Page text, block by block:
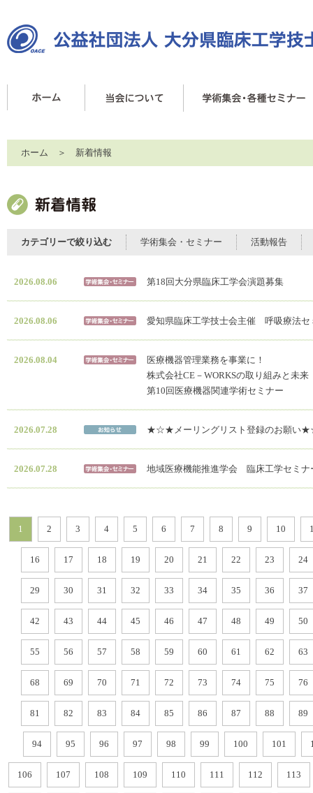
ホーム ＞ 新着情報
カテゴリーで絞り込む 学術集会・セミナー 活動報告
2026.08.06 第18回大分県臨床工学会演題募集
2026.08.06 愛知県臨床工学技士会主催 呼吸療法セ
2026.08.04
医療機器管理業務を事業に！
株式会社CE－WORKSの取り組みと未来
第10回医療機器関連学術セミナー
2026.07.28 ★☆★メーリングリスト登録のお願い
2026.07.28 地域医療機能推進学会 臨床工学セミナ
1 2 3 4 5 6 7 8 9 10
16 17 18 19 20 21 22 23 24
29 30 31 32 33 34 35 36 37
42 43 44 45 46 47 48 49 50
55 56 57 58 59 60 61 62 63
68 69 70 71 72 73 74 75 76
81 82 83 84 85 86 87 88 89
94 95 96 97 98 99 100 101
106 107 108 109 110 111 112 113